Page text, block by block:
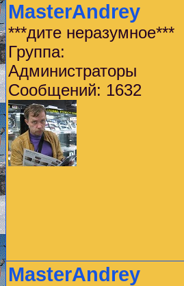
MasterAndrey
***дите неразумное***
Группа:
Администраторы
Сообщений: 1632
MasterAndrey